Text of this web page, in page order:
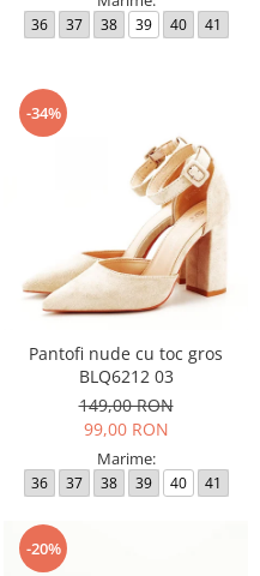
36 37 38 39 40 41
-34%
Pantofi nude cu toc gros
BLQ6212 03
149,00 RON
99,00 RON
Marime:
36 37 38 39 40 41
-20%